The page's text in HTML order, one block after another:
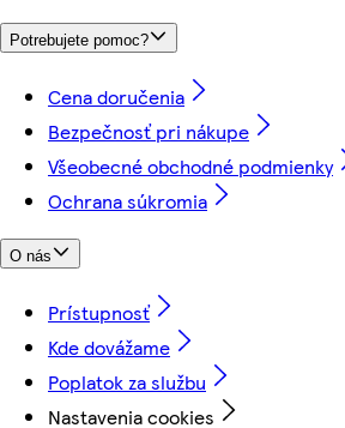
Potrebujete pomoc?
Cena doručenia
Bezpečnosť pri nákupe
Všeobecné obchodné podmienky
Ochrana súkromia
O nás
Prístupnosť
Kde dovážame
Poplatok za službu
Nastavenia cookies